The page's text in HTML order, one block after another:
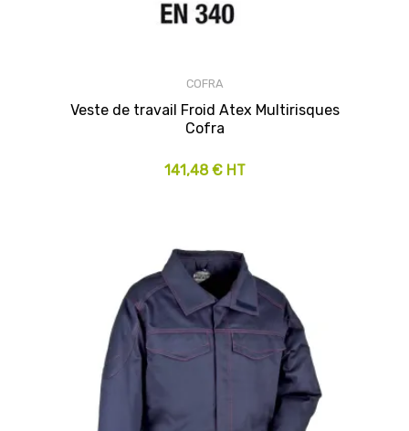
COFRA
Veste de travail Froid Atex Multirisques
Cofra
141,48 € HT